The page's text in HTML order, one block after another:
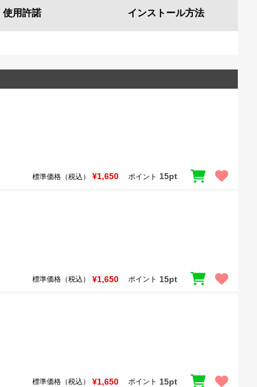
使用許諾 インストール方法
標準価格（税込） ¥1,650 ポイント 15pt
標準価格（税込） ¥1,650 ポイント 15pt
標準価格（税込） ¥1,650 ポイント 15pt